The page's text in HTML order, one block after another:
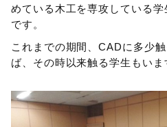
めている木工を専攻している
です。
これまでの期間、CADに多少
ば、その時以来触る学生もいま